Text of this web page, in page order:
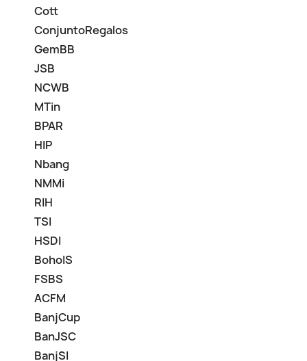
Cott
ConjuntoRegalos
GemBB
JSB
NCWB
MTin
BPAR
HIP
Nbang
NMMi
RIH
TSI
HSDI
BohoIS
FSBS
ACFM
BanjCup
BanJSC
BanjSI